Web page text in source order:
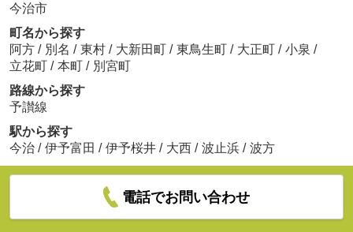
今治市
町名から探す
阿方 / 別名 / 東村 / 大新田町 / 東鳥生町 / 大正町 / 小泉 /
立花町 / 本町 / 別宮町
路線から探す
予讃線
駅から探す
今治 / 伊予富田 / 伊予桜井 / 大西 / 波止浜 / 波方
電話でお問い合わせ